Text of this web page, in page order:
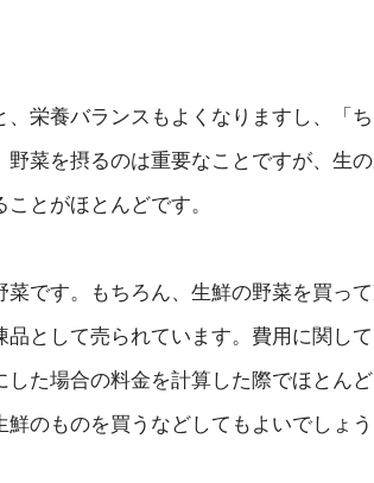
、栄養バランスもよくなりますし、「
野菜を摂るのは重要なことですが、生
とがほとんどです。
菜です。もちろん、生鮮の野菜を買っ
として売られています。費用に関し
た場合の料金を計算した際でほとん
のものを買うなどしてもよいでしょう